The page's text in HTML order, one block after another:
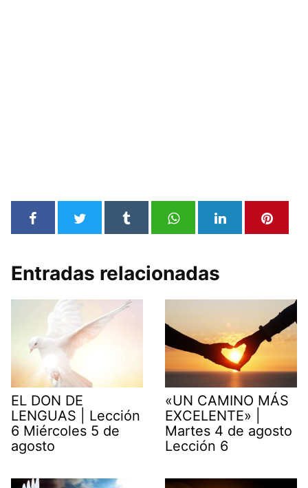
Entradas relacionadas
EL DON DE
LENGUAS | Lección
6 Miércoles 5 de
agosto
«UN CAMINO MÁS
EXCELENTE» |
Martes 4 de agosto
Lección 6